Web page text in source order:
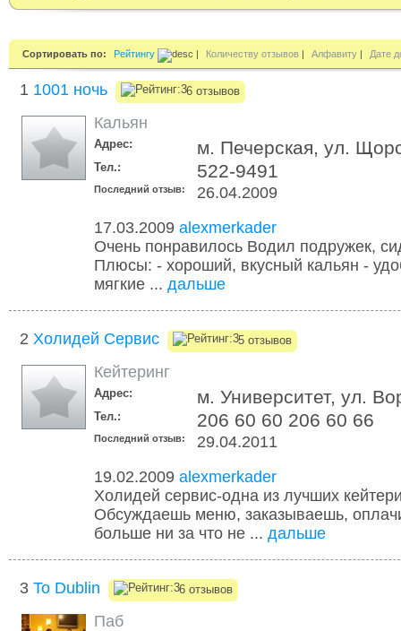
Сортировать по: Рейтингу | Количеству отзывов | Алфавиту | Дате
1 1001 ночь 6 отзывов
Кальян
Адрес: м. Печерская, ул.
Тел.: 522-9491
Последний отзыв:
26.04.2009
17.03.2009 alexmerkader
Очень понравилось Водил подружек,
Плюсы: - хороший, вкусный кальян -
мягкие ... дальше
2 Холидей Сервис 5 отзывов
Кейтеринг
Адрес: м. Университет, ул.
Тел.: 206 60 60 206 60 66
Последний отзыв:
29.04.2011
19.02.2009 alexmerkader
Холидей сервис-одна из лучших
Обсуждаешь меню, заказываешь,
больше ни за что не ... дальше
3 To Dublin 6 отзывов
Паб